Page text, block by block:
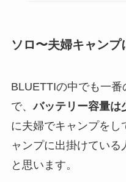
ソロ〜夫婦キャンプ
BLUETTIの中でも一
で、バッテリー容量は
に夫婦でキャンプをし
ャンプに出掛けてい
と思います。